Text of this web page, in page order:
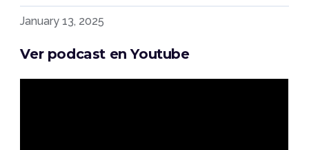
January 13, 2025
Ver podcast en Youtube